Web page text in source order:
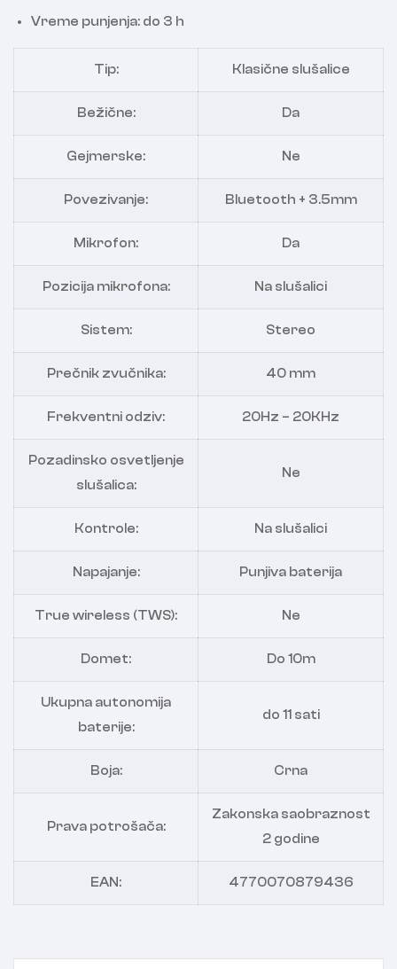
Vreme punjenja: do 3 h
Tip: Klasične slušalice
Bežične: Da
Gejmerske: Ne
Povezivanje: Bluetooth + 3.5mm
Mikrofon: Da
Pozicija mikrofona: Na slušalici
Sistem: Stereo
Prečnik zvučnika: 40 mm
Frekventni odziv: 20Hz – 20KHz
Pozadinsko osvetljenje
slušalica:
Ne
Kontrole: Na slušalici
Napajanje: Punjiva baterija
True wireless (TWS): Ne
Domet: Do 10m
Ukupna autonomija
baterije:
do 11 sati
Boja: Crna
Prava potrošača:
Zakonska saobraznost
2 godine
EAN: 4770070879436